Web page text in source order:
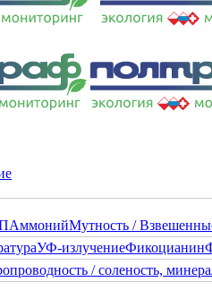
АммонийМутность /
УФ-излучениеФикоцианин
/ соленость,